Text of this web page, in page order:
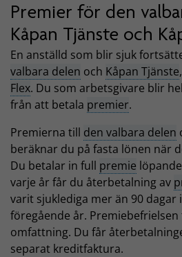
Premier för den
Kåpan Tjänste och
En anställd som blir sjuk
valbara delen och Kåpan Tjänste
Flex. Du som arbetsgivare blir
från att betala premier.
Premierna till den valbara delen
beräknar du på fasta lönen när
Du betalar in full premie
varje år får du återbetalning av
varit sjuklediga mer än 90 dagar
föregående år.
omfattning. Du får
separat kreditfaktura.